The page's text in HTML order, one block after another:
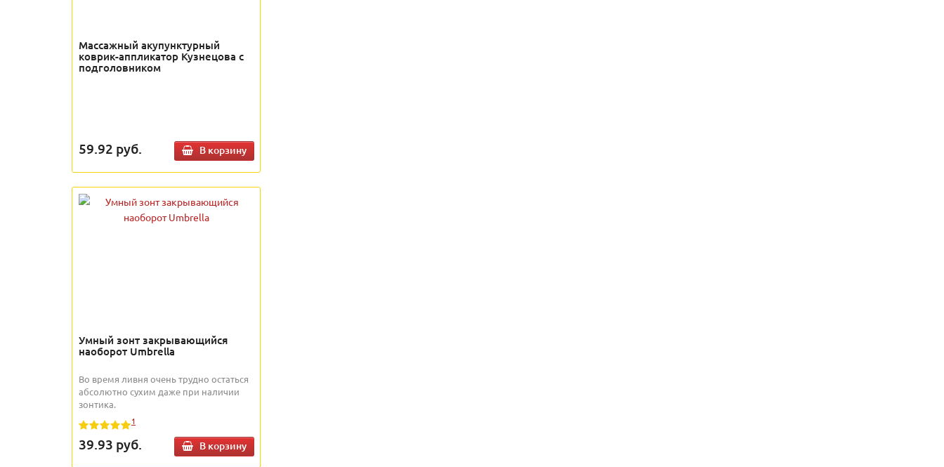
Массажный акупунктурный
коврик-аппликатор Кузнецова с
подголовником
59.92 руб. В корзину
Умный зонт закрывающийся
наоборот Umbrella
Во время ливня очень трудно остаться
абсолютно сухим даже при наличии
зонтика.
1
39.93 руб. В корзину